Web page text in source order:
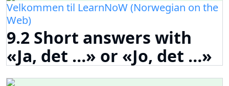
Velkommen til LearnNoW (Norwegian on the
Web)
9.2 Short answers with
«Ja, det …» or «Jo, det …»